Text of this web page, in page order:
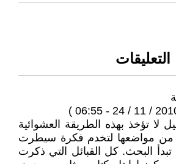
التعليقات
لا تؤخذ بهذه الطريقة العشوائية
مواضعها لتخدم فكرة سيطرت
البحث. كل القبائل التي ذكرت